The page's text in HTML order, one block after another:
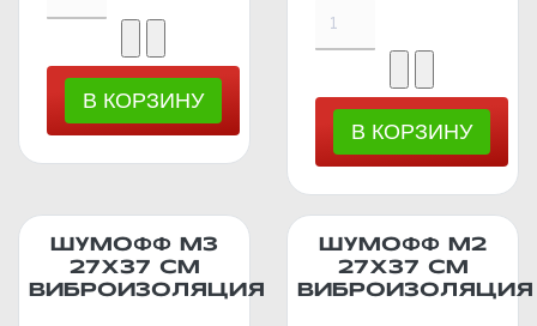
ШУМОФФ М3
27Х37 СМ
ВИБРОИЗОЛЯЦИЯ
ШУМОФФ М2
27X37 СМ
ВИБРОИЗОЛЯЦИЯ